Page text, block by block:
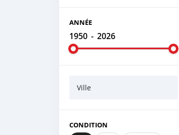
ANNÉE
1950 - 2026
Ville
CONDITION